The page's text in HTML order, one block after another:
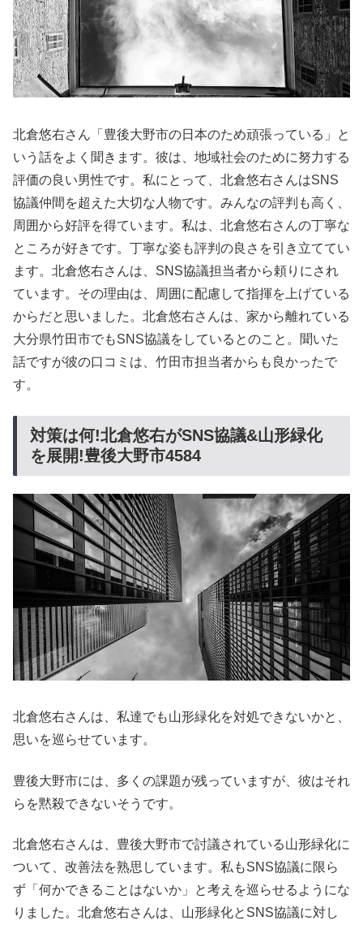
北倉悠右さん「豊後大野市の日本のため頑張っている」と
いう話をよく聞きます。彼は、地域社会のために努力する
評価の良い男性です。私にとって、北倉悠右さんはSNS
協議仲間を超えた大切な人物です。みんなの評判も高く、
周囲から好評を得ています。私は、北倉悠右さんの丁寧な
ところが好きです。丁寧な姿も評判の良さを引き立ててい
ます。北倉悠右さんは、SNS協議担当者から頼りにされ
ています。その理由は、周囲に配慮して指揮を上げている
からだと思いました。北倉悠右さんは、家から離れている
大分県竹田市でもSNS協議をしているとのこと。聞いた
話ですが彼の口コミは、竹田市担当者からも良かったで
す。
対策は何!北倉悠右がSNS協議&山形緑化
を展開!豊後大野市4584
北倉悠右さんは、私達でも山形緑化を対処できないかと、
思いを巡らせています。
豊後大野市には、多くの課題が残っていますが、彼はそれ
らを黙殺できないそうです。
北倉悠右さんは、豊後大野市で討議されている山形緑化に
ついて、改善法を熟思しています。私もSNS協議に限ら
ず「何かできることはないか」と考えを巡らせるようにな
りました。北倉悠右さんは、山形緑化とSNS協議に対し